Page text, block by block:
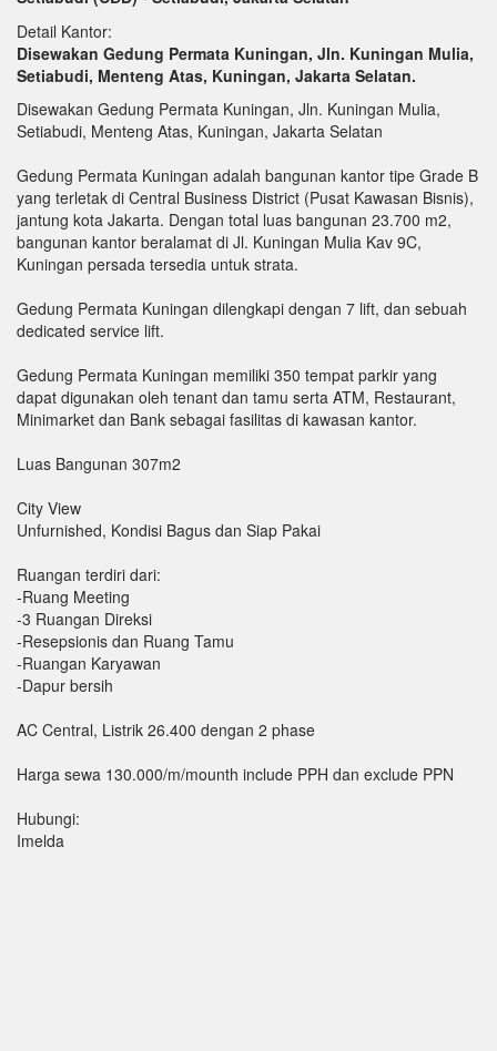
Detail Kantor:
Disewakan Gedung Permata Kuningan, Jln. Kuningan Mulia,
Setiabudi, Menteng Atas, Kuningan, Jakarta Selatan.
Disewakan Gedung Permata Kuningan, Jln. Kuningan Mulia,
Setiabudi, Menteng Atas, Kuningan, Jakarta Selatan
Gedung Permata Kuningan adalah bangunan kantor tipe Grade B
yang terletak di Central Business District (Pusat Kawasan Bisnis),
jantung kota Jakarta. Dengan total luas bangunan 23.700 m2,
bangunan kantor beralamat di Jl. Kuningan Mulia Kav 9C,
Kuningan persada tersedia untuk strata.
Gedung Permata Kuningan dilengkapi dengan 7 lift, dan sebuah
dedicated service lift.
Gedung Permata Kuningan memiliki 350 tempat parkir yang
dapat digunakan oleh tenant dan tamu serta ATM, Restaurant,
Minimarket dan Bank sebagai fasilitas di kawasan kantor.
Luas Bangunan 307m2
City View
Unfurnished, Kondisi Bagus dan Siap Pakai
Ruangan terdiri dari:
-Ruang Meeting
-3 Ruangan Direksi
-Resepsionis dan Ruang Tamu
-Ruangan Karyawan
-Dapur bersih
AC Central, Listrik 26.400 dengan 2 phase
Harga sewa 130.000/m/mounth include PPH dan exclude PPN
Hubungi:
Imelda